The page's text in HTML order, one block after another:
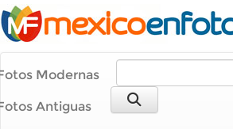
Modernas
Antiguas